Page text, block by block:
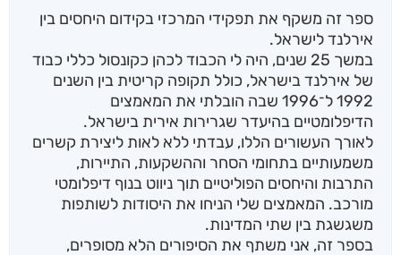
ספר זה משקף את תפקידי המרכזי בקידום היחסים בין
אירלנד לישראל.
במשך 25 שנים, היה לי הכבוד לכהן כקונסול כללי כבוד
של אירלנד בישראל, כולל תקופה קריטית בין השנים
1992 ל־1996 שבה הובלתי את המאמצים
הדיפלומטיים בהיעדר שגרירות אירית בישראל.
לאורך העשורים הללו, עבדתי ללא לאות ליצירת קשרים
משמעותיים בתחומי הסחר וההשקעות, התיירות,
התרבות והיחסים הפוליטיים תוך ניווט בנוף דיפלומטי
מורכב. המאמצים שלי הניחו את היסודות לשותפות
משגשגת בין שתי המדינות.
בספר זה, אני משתף את הסיפורים הלא מסופרים,